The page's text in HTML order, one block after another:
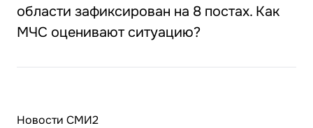
области зафиксирован на 8 постах. Как
МЧС оценивают ситуацию?
Новости СМИ2